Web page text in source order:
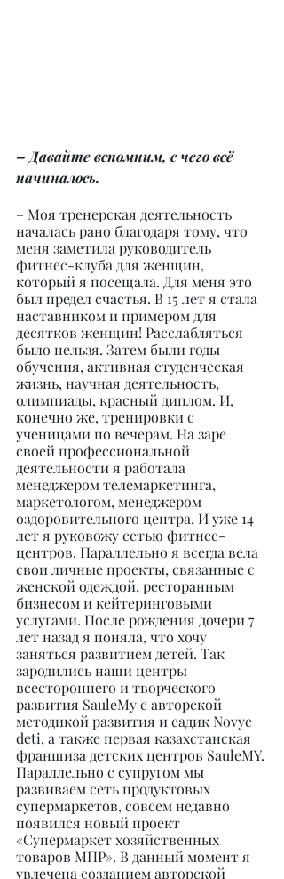
– Давайте вспомним, с чего всё
начиналось.
– Моя тренерская деятельность
началась рано благодаря тому, что
меня заметила руководитель
фитнес-клуба для женщин,
который я посещала. Для меня это
был предел счастья. В 15 лет я стала
наставником и примером для
десятков женщин! Расслабляться
было нельзя. Затем были годы
обучения, активная студенческая
жизнь, научная деятельность,
олимпиады, красный диплом. И,
конечно же, тренировки с
ученицами по вечерам. На заре
своей профессиональной
деятельности я работала
менеджером телемаркетинга,
маркетологом, менеджером
оздоровительного центра. И уже 14
лет я руковожу сетью фитнес-
центров. Параллельно я всегда вела
свои личные проекты, связанные с
женской одеждой, ресторанным
бизнесом и кейтеринговыми
услугами. После рождения дочери 7
лет назад я поняла, что хочу
заняться развитием детей. Так
зародились наши центры
всестороннего и творческого
развития SauleMy с авторской
методикой развития и садик Novye
deti, а также первая казахстанская
франшиза детских центров SauleMY.
Параллельно с супругом мы
развиваем сеть продуктовых
супермаркетов, совсем недавно
появился новый проект
«Супермаркет хозяйственных
товаров МПР». В данный момент я
увлечена созданием авторской